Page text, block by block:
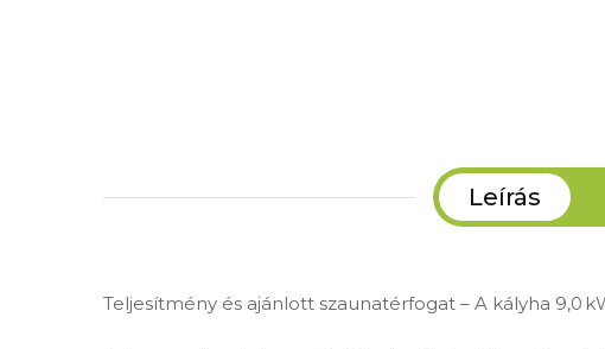
Leírás
Teljesítmény és ajánlott szaunatérfogat – A kályha 9,0